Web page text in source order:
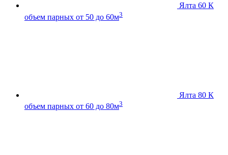
Ялта 60 К
объем парных от 50 до 60м3
Ялта 80 К
объем парных от 60 до 80м3